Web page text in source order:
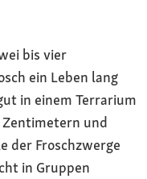
bis vier
ein Leben lang
in einem Terrarium
und
der Froschzwerge
in Gruppen